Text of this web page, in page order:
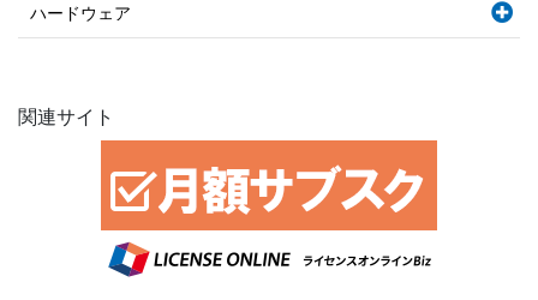
ハードウェア
関連サイト